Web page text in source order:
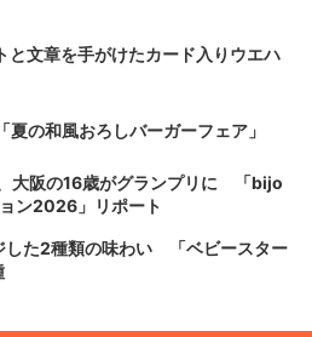
と文章を手がけたカード入りウエハ
の和風おろしバーガーフェア」
大阪の16歳がグランプリに 「bijo
ン2026」リポート
した2種類の味わい 「ベビースター